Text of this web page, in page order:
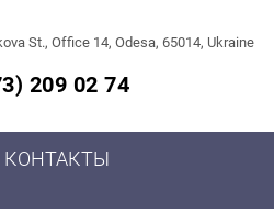
St., Office 14, Odesa, 65014, Ukraine
209 02 74
КОНТАКТЫ